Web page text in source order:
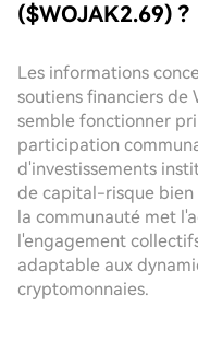
($WOJAK2.69) ?
Les informations
soutiens financiers de
semble fonctionner
participation
d'investissements
de capital-risque bien
la communauté met
l'engagement
adaptable aux
cryptomonnaies.